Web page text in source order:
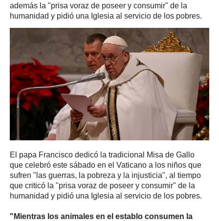
además la "prisa voraz de poseer y consumir" de la
humanidad y pidió una Iglesia al servicio de los pobres.
El papa Francisco dedicó la tradicional Misa de Gallo
que celebró este sábado en el Vaticano a los niños que
sufren "las guerras, la pobreza y la injusticia", al tiempo
que criticó la "prisa voraz de poseer y consumir" de la
humanidad y pidió una Iglesia al servicio de los pobres.
"Mientras los animales en el establo consumen la